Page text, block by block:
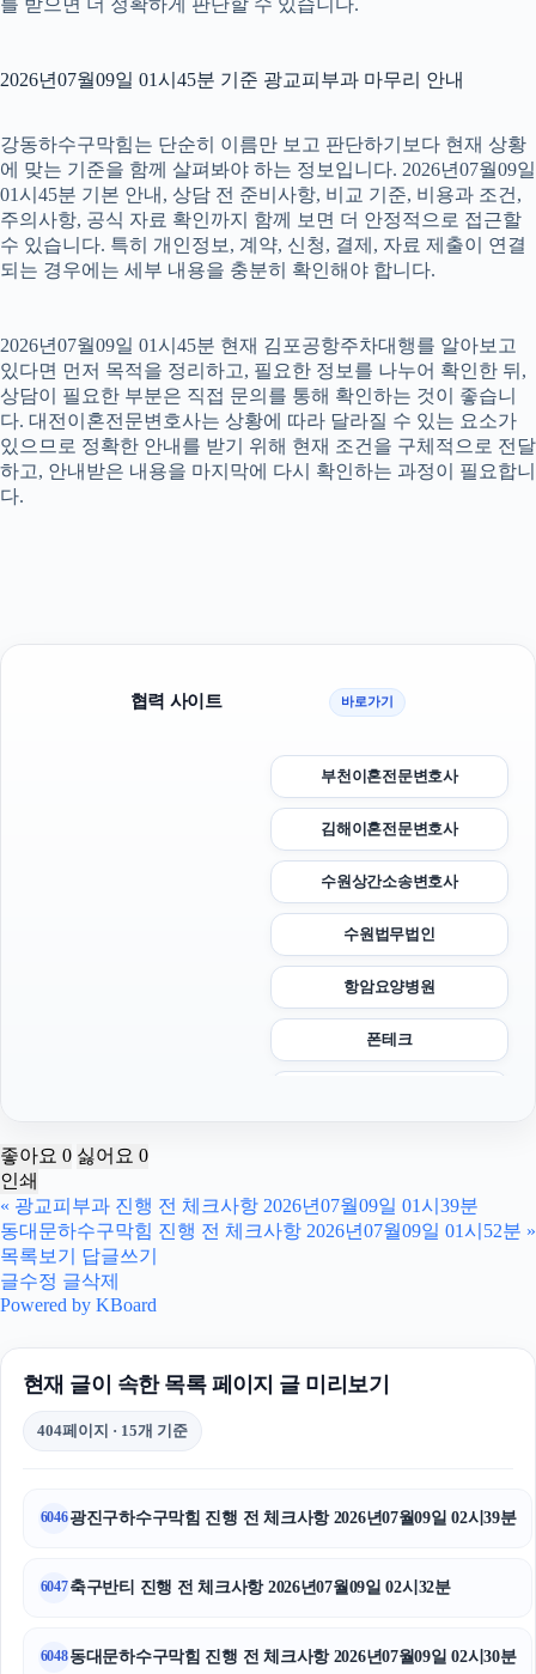
를 받으면 더 정확하게 판단할 수 있습니다.
2026년07월09일 01시45분 기준 광교피부과 마무리 안내
강동하수구막힘는 단순히 이름만 보고 판단하기보다 현재 상황
에 맞는 기준을 함께 살펴봐야 하는 정보입니다. 2026년07월09일
01시45분 기본 안내, 상담 전 준비사항, 비교 기준, 비용과 조건,
주의사항, 공식 자료 확인까지 함께 보면 더 안정적으로 접근할
수 있습니다. 특히 개인정보, 계약, 신청, 결제, 자료 제출이 연결
되는 경우에는 세부 내용을 충분히 확인해야 합니다.
2026년07월09일 01시45분 현재 김포공항주차대행를 알아보고
있다면 먼저 목적을 정리하고, 필요한 정보를 나누어 확인한 뒤,
상담이 필요한 부분은 직접 문의를 통해 확인하는 것이 좋습니
다. 대전이혼전문변호사는 상황에 따라 달라질 수 있는 요소가
있으므로 정확한 안내를 받기 위해 현재 조건을 구체적으로 전달
하고, 안내받은 내용을 마지막에 다시 확인하는 과정이 필요합니
다.
협력 사이트 바로가기
부천이혼전문변호사
김해이혼전문변호사
수원상간소송변호사
수원법무법인
항암요양병원
폰테크
남양주변호사
인스타 좋아요
좋아요 0 싫어요 0
인쇄
« 광교피부과 진행 전 체크사항 2026년07월09일 01시39분
동대문하수구막힘 진행 전 체크사항 2026년07월09일 01시52분 »
목록보기
답글쓰기
글수정 글삭제
Powered by KBoard
현재 글이 속한 목록 페이지 글 미리보기
404페이지 · 15개 기준
6046광진구하수구막힘 진행 전 체크사항 2026년07월09일 02시39분
6047축구반티 진행 전 체크사항 2026년07월09일 02시32분
6048동대문하수구막힘 진행 전 체크사항 2026년07월09일 02시30분